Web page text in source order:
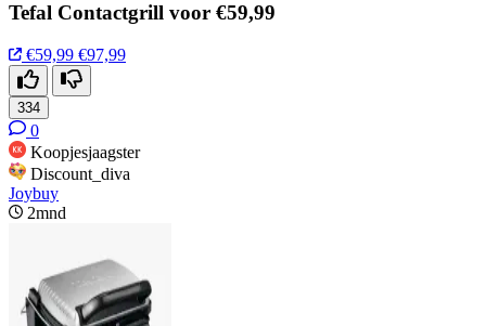
Tefal Contactgrill voor €59,99
€59,99 €97,99
334
0
Koopjesjaagster
Discount_diva
Joybuy
2mnd